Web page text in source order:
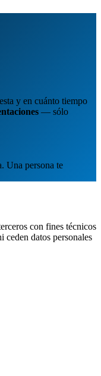
y en cuánto tiempo
— sólo
Una persona te
con fines técnicos
ceden datos personales